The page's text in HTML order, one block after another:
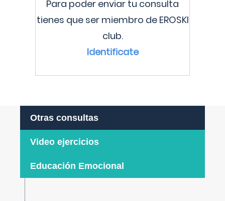
Para poder enviar tu consulta
tienes que ser miembro de EROSKI
club.
Identificate
Otras consultas
Video ejercicios
Educación Emocional